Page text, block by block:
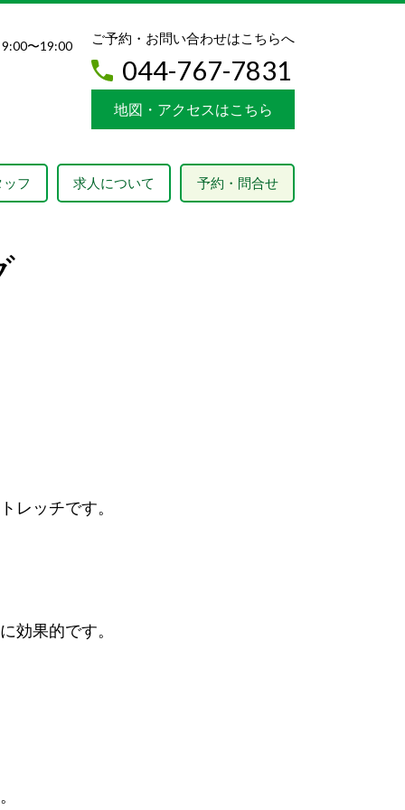
〜19:00 ご予約・お問い合わせはこちらへ
044-767-7831
地図・アクセスはこちら
フ 求人について 予約・問合せ
レッチです。
効果的です。